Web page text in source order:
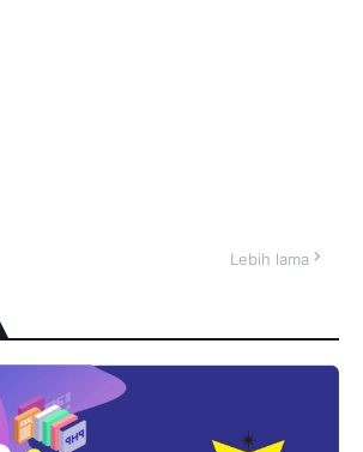
Lebih lama